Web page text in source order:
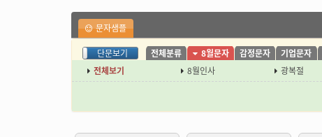
문자샘플
단문보기 전체분류 8월문자 감정문자 기업문자
전체보기
8월인사 광복절